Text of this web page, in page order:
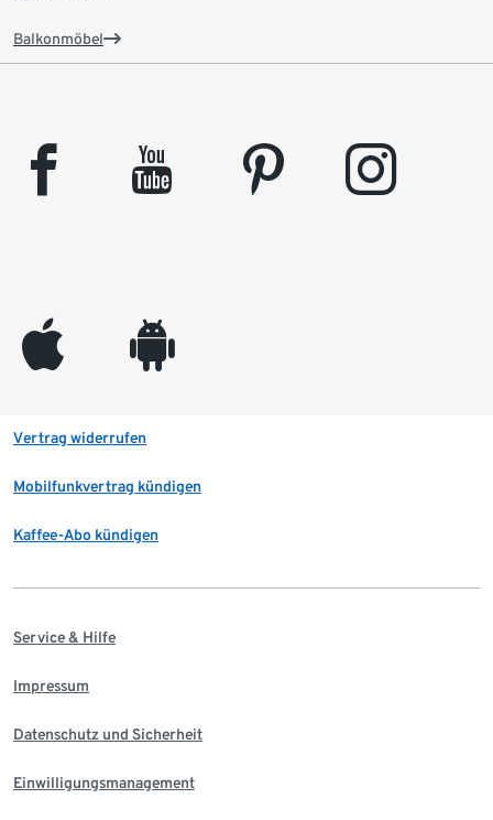
Balkonmöbel
facebook youtube pinterest instagram
appleinc android
Vertrag widerrufen
Mobilfunkvertrag kündigen
Kaffee-Abo kündigen
Service & Hilfe
Impressum
Datenschutz und Sicherheit
Einwilligungsmanagement